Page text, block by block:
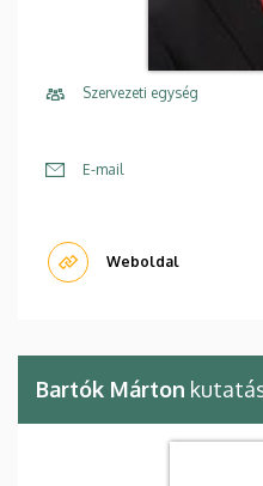
Szervezeti egység
E-mail
Weboldal
Bartók Márton